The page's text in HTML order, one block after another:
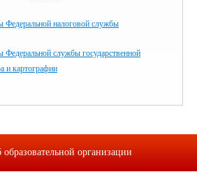
Федеральной налоговой службы
Федеральной службы государственной
и картографии
организации